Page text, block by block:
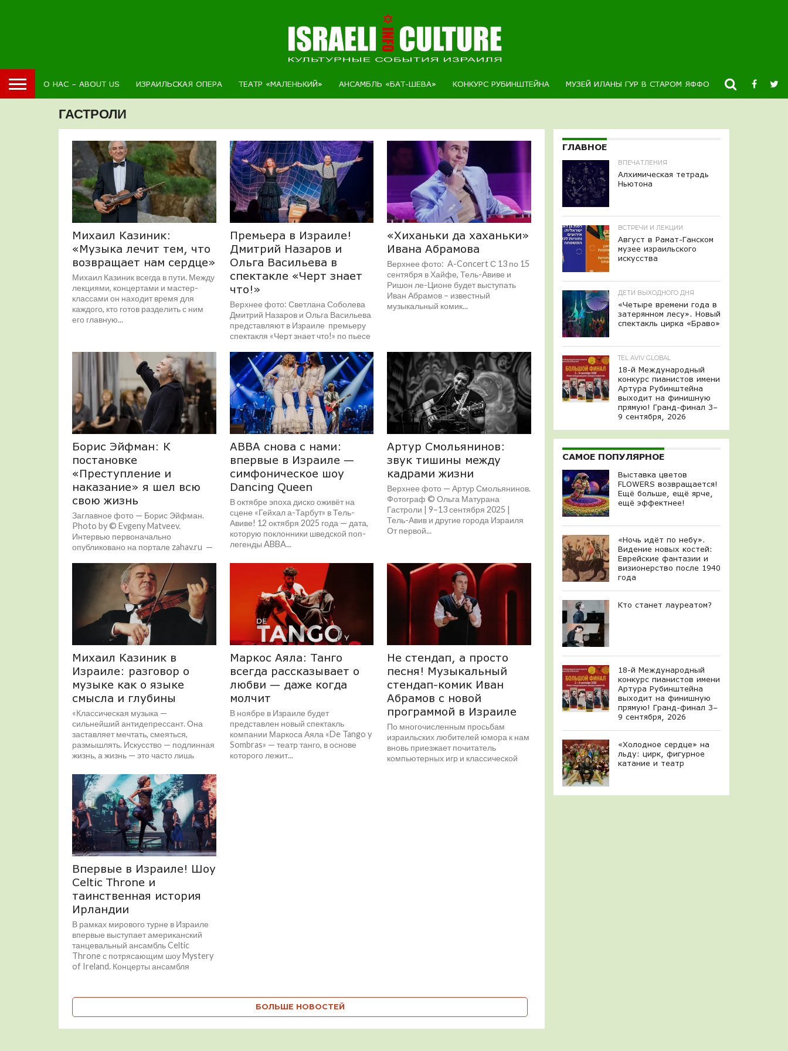
О НАС – ABOUT US ИЗРАИЛЬСКАЯ ОПЕРА ТЕАТР «МАЛЕНЬКИЙ» АНСАМБЛЬ «БАТ-ШЕВА» КОНКУРС РУБИНШТЕЙНА МУЗЕЙ ИЛАНЫ ГУР В СТАРОМ ЯФФО НОВОСТИ
ГАСТРОЛИ
Михаил Казиник:
«Музыка лечит тем, что
возвращает нам сердце»
Михаил Казиник всегда в пути. Между
лекциями, концертами и мастер-
классами он находит время для
каждого, кто готов разделить с ним
его главную...
Премьера в Израиле!
Дмитрий Назаров и
Ольга Васильева в
спектакле «Черт знает
что!»
Верхнее фото: Светлана Соболева
Дмитрий Назаров и Ольга Васильева
представляют в Израиле премьеру
спектакля «Черт знает что!» по пьесе
«Хиханьки да хаханьки»
Ивана Абрамова
Верхнее фото: A-Concert С 13 по 15
сентября в Хайфе, Тель-Авиве и
Ришон ле-Ционе будет выступать
Иван Абрамов – известный
музыкальный комик...
Борис Эйфман: К
постановке
«Преступление и
наказание» я шел всю
свою жизнь
Заглавное фото — Борис Эйфман.
Photo by © Evgeny Matveev.
Интервью первоначально
опубликовано на портале zahav.ru —
https://salat.zahav.ru/Articles/3774933
Борис Эйфман: «К...
ABBA снова с нами:
впервые в Израиле —
симфоническое шоу
Dancing Queen
В октябре эпоха диско оживёт на
сцене «Гейхал а-Тарбут» в Тель-
Авиве! 12 октября 2025 года — дата,
которую поклонники шведской поп-
легенды ABBA...
Артур Смольянинов:
звук тишины между
кадрами жизни
Верхнее фото — Артур Смольянинов.
Фотограф © Ольга Матурана
Гастроли | 9–13 сентября 2025 |
Тель-Авив и другие города Израиля
От первой...
Михаил Казиник в
Израиле: разговор о
музыке как о языке
смысла и глубины
«Классическая музыка —
сильнейший антидепрессант. Она
заставляет мечтать, смеяться,
размышлять. Искусство — подлинная
жизнь, а жизнь — это часто лишь
Маркос Аяла: Танго
всегда рассказывает о
любви — даже когда
молчит
В ноябре в Израиле будет
представлен новый спектакль
компании Маркоса Аяла «De Tango y
Sombras» — театр танго, в основе
которого лежит...
Не стендап, а просто
песня! Музыкальный
стендап-комик Иван
Абрамов с новой
программой в Израиле
По многочисленным просьбам
израильских любителей юмора к нам
вновь приезжает почитатель
компьютерных игр и классической
Впервые в Израиле! Шоу
Celtic Throne и
таинственная история
Ирландии
В рамках мирового турне в Израиле
впервые выступает американский
танцевальный ансамбль Celtic
Throne с потрясающим шоу Mystery
of Ireland. Концерты ансамбля
БОЛЬШЕ НОВОСТЕЙ
ГЛАВНОЕ
ВПЕЧАТЛЕНИЯ
Алхимическая тетрадь
Ньютона
ВСТРЕЧИ И ЛЕКЦИИ
Август в Рамат-Ганском
музее израильского
искусства
ДЕТИ ВЫХОДНОГО ДНЯ
«Четыре времени года в
затерянном лесу». Новый
спектакль цирка «Браво»
TEL AVIV GLOBAL
18-й Международный
конкурс пианистов имени
Артура Рубинштейна
выходит на финишную
прямую! Гранд-финал 3–
9 сентября, 2026
САМОЕ ПОПУЛЯРНОЕ
Выставка цветов
FLOWERS возвращается!
Ещё больше, ещё ярче,
ещё эффектнее!
«Ночь идёт по небу».
Видение новых костей:
Еврейские фантазии и
визионерство после 1940
года
Кто станет лауреатом?
18-й Международный
конкурс пианистов имени
Артура Рубинштейна
выходит на финишную
прямую! Гранд-финал 3–
9 сентября, 2026
«Холодное сердце» на
льду: цирк, фигурное
катание и театр